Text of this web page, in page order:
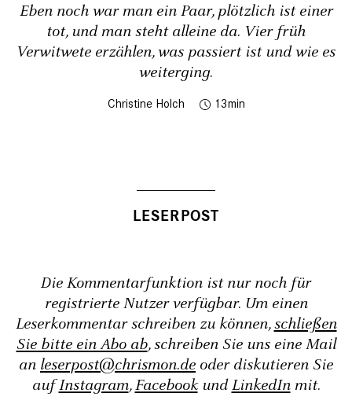
Eben noch war man ein Paar, plötzlich ist einer
tot, und man steht alleine da. Vier früh
Verwitwete erzählen, was passiert ist und wie es
weiter­ging.
Christine Holch 13
Die Kommentarfunktion ist nur noch für
registrierte Nutzer verfügbar. Um einen
Leserkommentar schreiben zu können,schließen
Sie bitte ein Abo ab, schreiben Sie uns eine Mail
an leserpost@chrismon.de oder diskutieren Sie
aufInstagram,FacebookundLinkedInmit.